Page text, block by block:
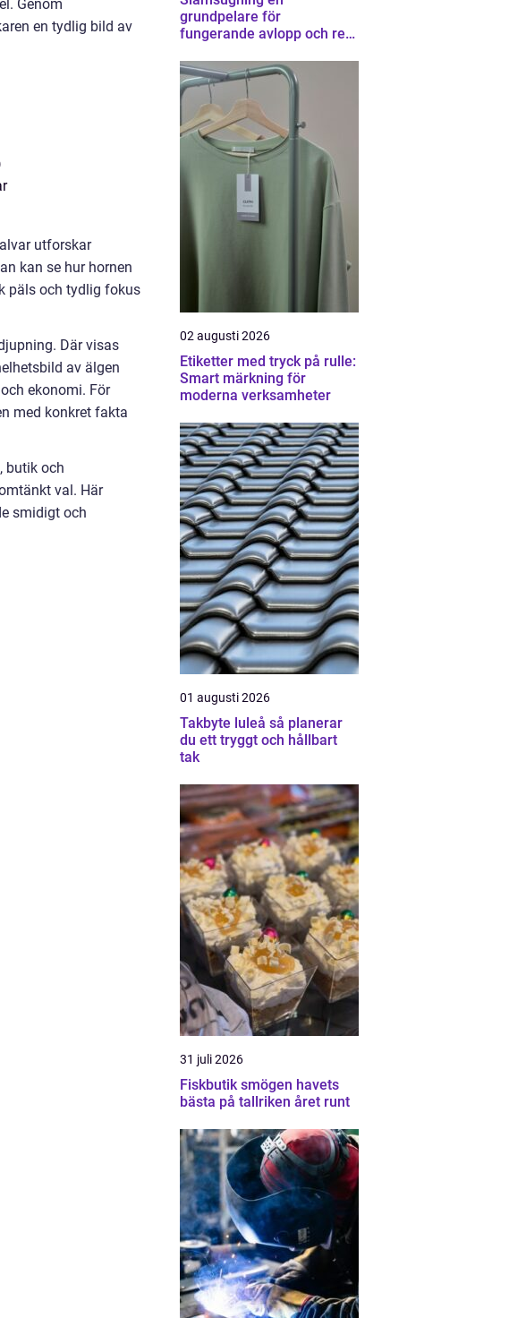
Genom
en tydlig bild av
utforskar
kan se hur hornen
päls och tydlig fokus
Där visas
av älgen
ekonomi. För
med konkret fakta
butik och
val. Här
smidigt och
grundpelare för
fungerande avlopp och ren
02 augusti 2026
Etiketter med tryck på rulle:
Smart märkning för
moderna verksamheter
01 augusti 2026
Takbyte luleå så planerar
du ett tryggt och hållbart
tak
31 juli 2026
Fiskbutik smögen havets
bästa på tallriken året runt